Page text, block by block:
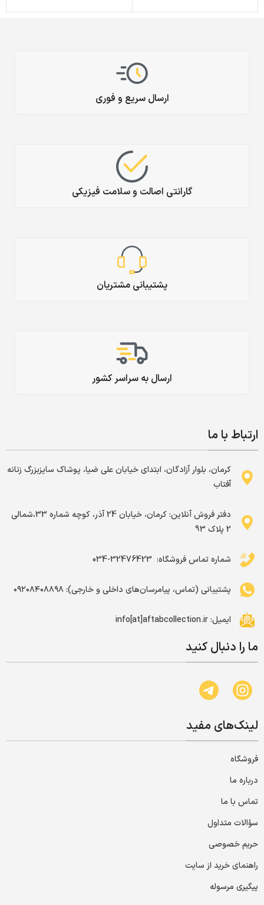
ارسال سریع و فوری
گارانتی اصالت و سلامت فیزیکی
پشتیبانی مشتریان
ارسال به سراسر کشور
ارتباط با ما
کرمان، بلوار آزادگان، ابتدای خیابان علی ضیا، پوشاک سایزبزرگ زنانه
آفتاب
دفتر فروش آنلاین: کرمان، خیابان 24 آذر، کوچه شماره 33،شمالی
2 پلاک 93
شماره تماس فروشگاه: ‌ 32476423-034
پشتیبانی (تماس، پیامرسان‌های داخلی و خارجی): ۰۹۲۰۸۴۰۸۸۹۸
ایمیل: info[at]aftabcollection.ir
ما را دنبال کنید
لینک‌های مفید
فروشگاه
درباره ما
تماس با ما
سؤالات متداول
حریم خصوصی
راهنمای خرید از سایت
پیگیری مرسوله